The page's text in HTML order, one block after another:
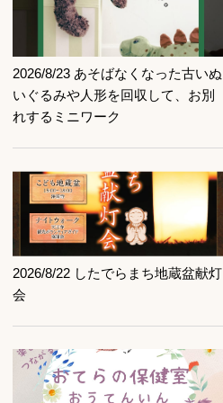
2026/8/23 あそばなくなった古いぬ
いぐるみや人形を回収して、お別
れするミニワーク
記事を読む
2026/8/22 したでらまち地蔵盆献灯
会
記事を読む
記事を読む